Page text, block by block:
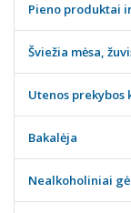
Pieno produktai
Šviežia mėsa,
Utenos prekybos
Bakalėja
Nealkoholiniai